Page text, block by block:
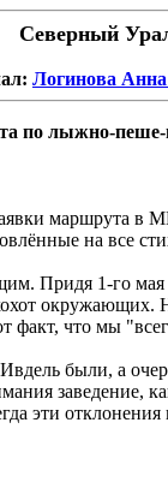
Северный
Логинова
по лыжно-
маршрута
на все
Придя 1-го
что мы
были, а
заведение,
эти отклонения